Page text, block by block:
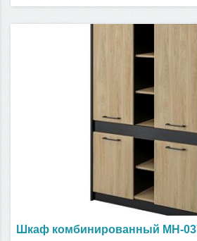
Шкаф комбинированный МН-